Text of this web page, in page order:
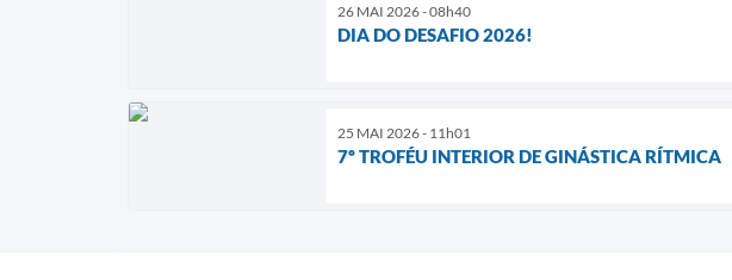
26 MAI 2026 - 08h40
DIA DO DESAFIO 2026!
25 MAI 2026 - 11h01
7º TROFÉU INTERIOR DE GINÁSTICA RÍTMICA